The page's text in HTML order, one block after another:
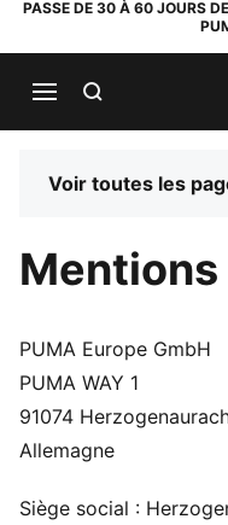
PASSE DE 30 À 60 JOURS
Voir toutes les
PUMA Europe GmbH
PUMA WAY 1
91074
Allemagne
Siège social :